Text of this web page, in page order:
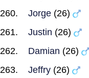
Jorge (26)
Justin (26)
Damian (26)
Jeffry (26)